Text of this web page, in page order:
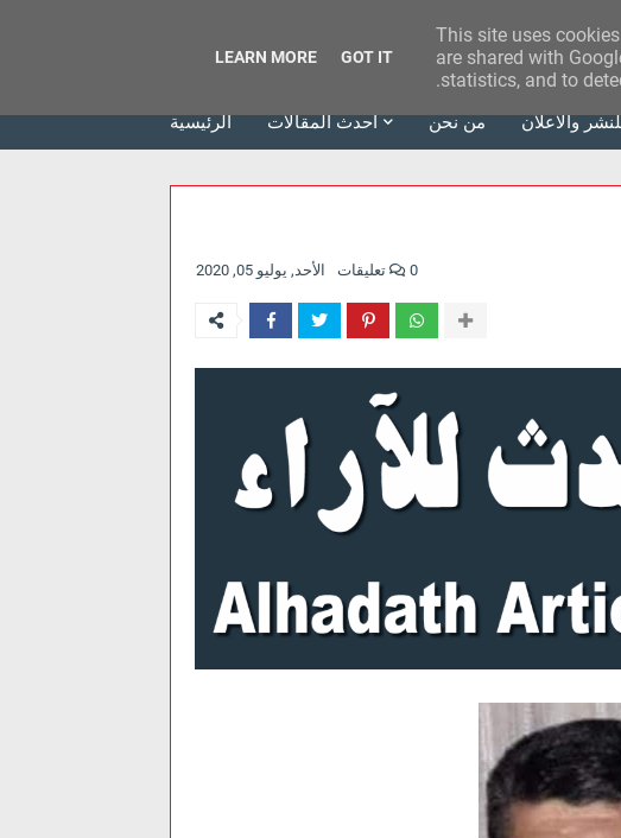
وكالة الحدث للآراء
الرئيسية أحدث المقالات من نحن والاعلان
الأحد, يوليو 05, 2020 0 تعليقات
This site uses
are shared with
statistics, and to
LEARN MORE GOT IT